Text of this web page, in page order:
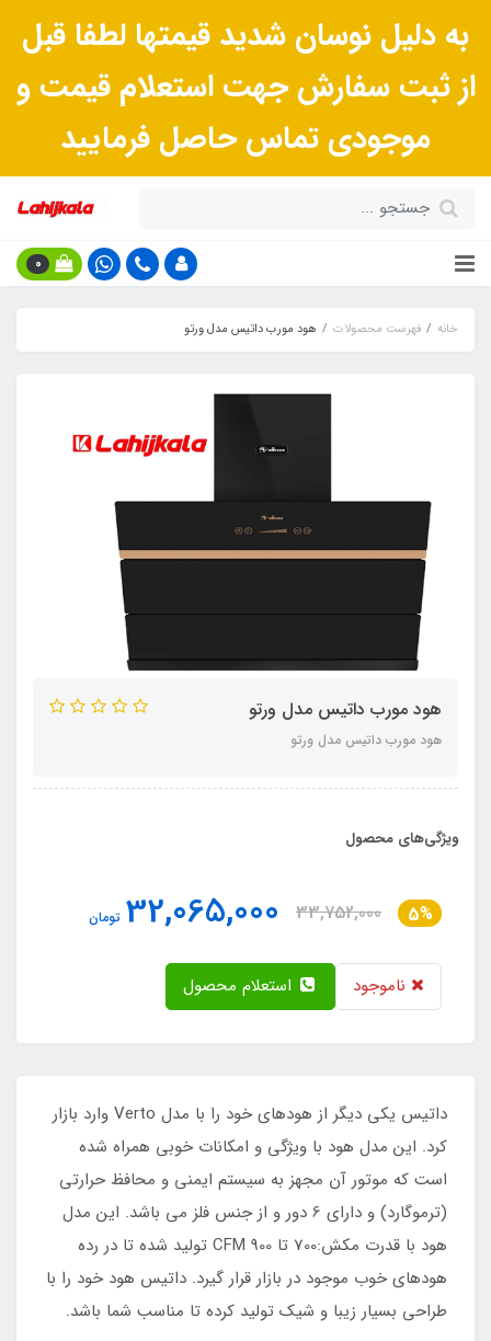
به دلیل نوسان شدید قیمتها لطفا قبل
از ثبت سفارش جهت استعلام قیمت و
موجودی تماس حاصل فرمایید
0
خانه فهرست محصولات هود مورب داتیس مدل ورتو
هود مورب داتیس مدل ورتو
هود مورب داتیس مدل ورتو
ویژگی‌های محصول
5%
33,752,000
32,065,000 تومان
ناموجود
داتیس یکی دیگر از هودهای خود را با مدل Verto وارد بازار
کرد. این مدل هود با ویژگی و امکانات خوبی همراه شده
است که موتور آن مجهز به سیستم ایمنی و محافظ حرارتی
(ترموگارد) و دارای 6 دور و از جنس فلز می باشد. این مدل
هود با قدرت مکش:700 تا 900 CFM تولید شده تا در رده
هودهای خوب موجود در بازار قرار گیرد. داتیس هود خود را با
طراحی بسیار زیبا و شیک تولید کرده تا مناسب شما باشد.